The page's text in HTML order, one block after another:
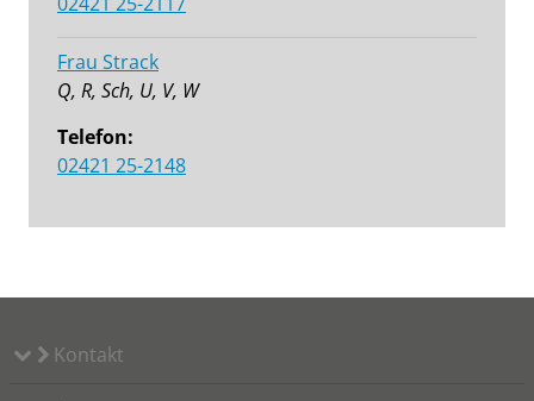
Frau Strack
Q, R, Sch, U, V, W
Telefon:
02421 25-2148
Kontakt